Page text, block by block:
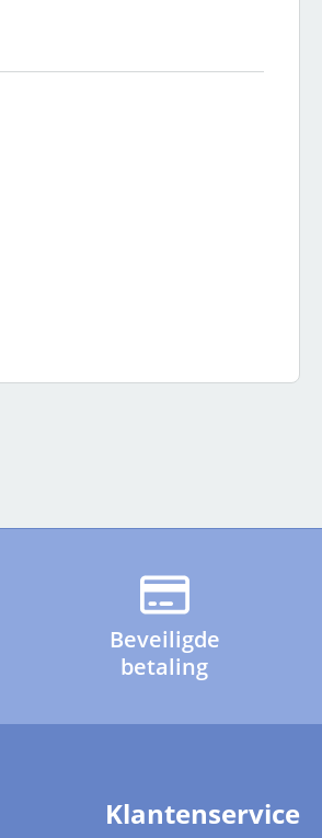
Beveiligde
betaling
Klantenservice